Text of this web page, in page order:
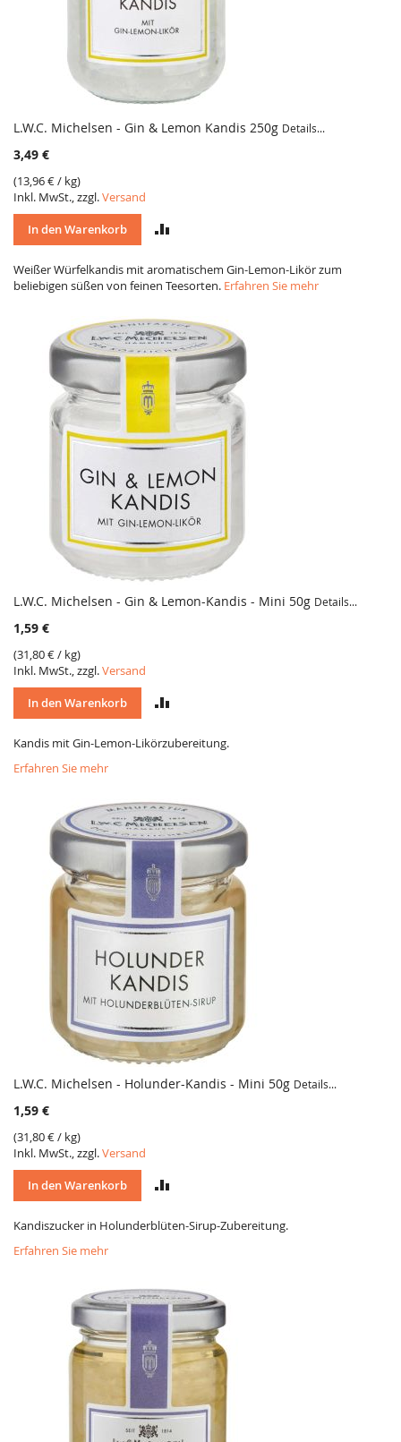
L.W.C. Michelsen - Gin & Lemon Kandis 250g Details...
3,49 €
(13,96 €/ kg)
Inkl. MwSt., zzgl.Versand
In den Warenkorb
VERGLEICH
Weißer Würfelkandis mit aromatischem Gin-Lemon-Likör zum
beliebigen süßen von feinen Teesorten. Erfahren Sie mehr
L.W.C. Michelsen - Gin & Lemon-Kandis - Mini 50g Details...
1,59 €
(31,80 €/ kg)
Inkl. MwSt., zzgl.Versand
In den Warenkorb
VERGLEICH
Kandis mit Gin-Lemon-Likörzubereitung.
Erfahren Sie mehr
L.W.C. Michelsen - Holunder-Kandis - Mini 50g Details...
1,59 €
(31,80 €/ kg)
Inkl. MwSt., zzgl.Versand
In den Warenkorb
VERGLEICH
Kandiszucker in Holunderblüten-Sirup-Zubereitung.
Erfahren Sie mehr